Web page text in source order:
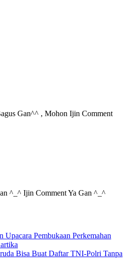
Gan^^ , Mohon Ijin Comment
^_^ Ijin Comment Ya Gan ^_^
Bisa Buat Daftar TNI-Polri Tanpa